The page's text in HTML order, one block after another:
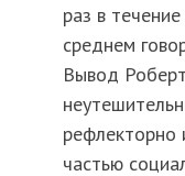
раз в
среднем
Вывод
рефлекторно
частью